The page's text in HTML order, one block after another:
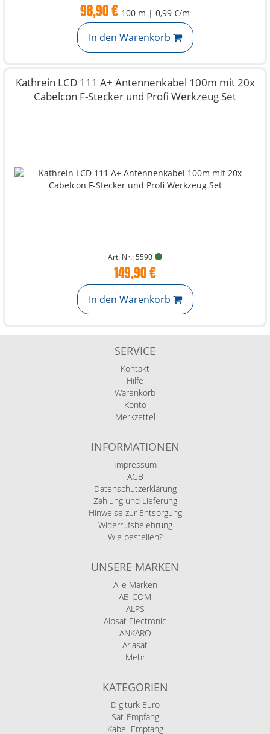
98,90 € 100 m | 0,99 €/m
In den Warenkorb
Kathrein LCD 111 A+ Antennenkabel 100m mit 20x
Cabelcon F-Stecker und Profi Werkzeug Set
Art. Nr.: 5590
149,90 €
In den Warenkorb
SERVICE
Kontakt
Hilfe
Warenkorb
Konto
Merkzettel
INFORMATIONEN
Impressum
AGB
Datenschutzerklärung
Zahlung und Lieferung
Hinweise zur Entsorgung
Widerrufsbelehrung
Wie bestellen?
UNSERE MARKEN
Alle Marken
AB-COM
ALPS
Alpsat Electronic
ANKARO
Ariasat
Mehr
KATEGORIEN
Digiturk Euro
Sat-Empfang
Kabel-Empfang